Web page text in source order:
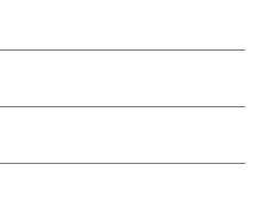
formation)